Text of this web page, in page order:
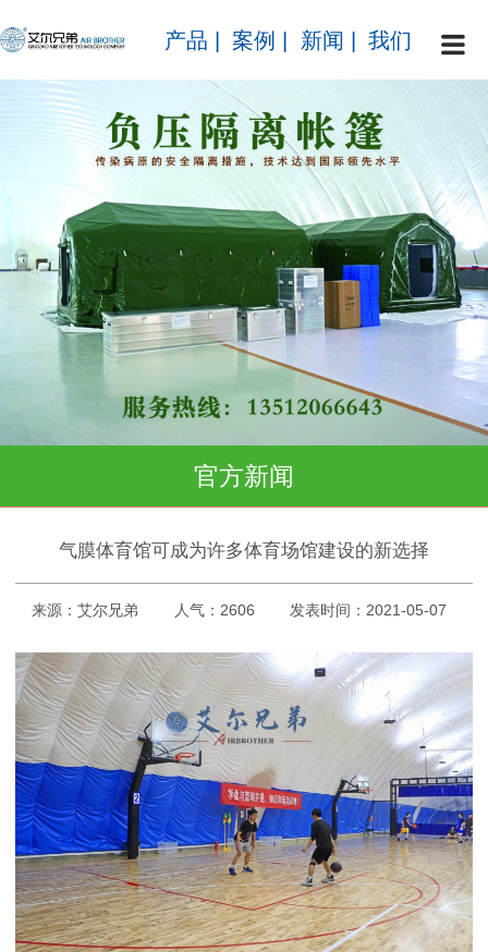
产品 案例 新闻 我们
官方新闻
气膜体育馆可成为许多体育场馆建设的新选择
来源：艾尔兄弟 人气：2606 发表时间：2021-05-07